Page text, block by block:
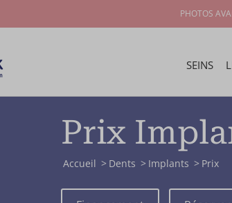
SEINS
PHOTOS
Prix
Accueil Dents Implants Prix